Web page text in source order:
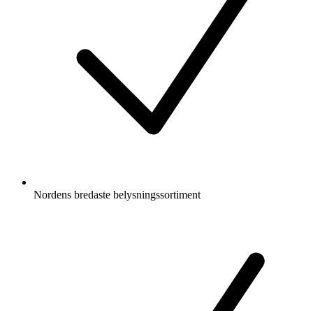
Nordens bredaste belysningssortiment